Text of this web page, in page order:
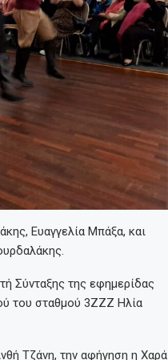
Ευαγγελία Μπάξα, και
Σύνταξης της εφημερίδας
του σταθμού 3ZZZ Ηλία
Τζάνη, την αφήγηση η Χαρά